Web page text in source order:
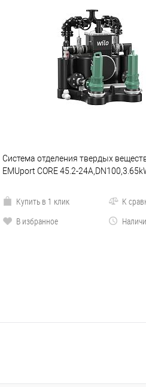
Система отделения твердых
EMUport CORE 45.2-
Купить в 1 клик
К
В избранное